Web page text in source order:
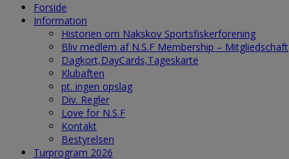
Forside
Information
Historien om Nakskov Sportsfiskerforening
Bliv medlem af N.S.F Membership – Mitgliedschaft
Dagkort,DayCards,Tageskarte
Klubaften
pt. ingen opslag
Div. Regler
Love for N.S.F
Kontakt
Bestyrelsen
Turprogram 2026